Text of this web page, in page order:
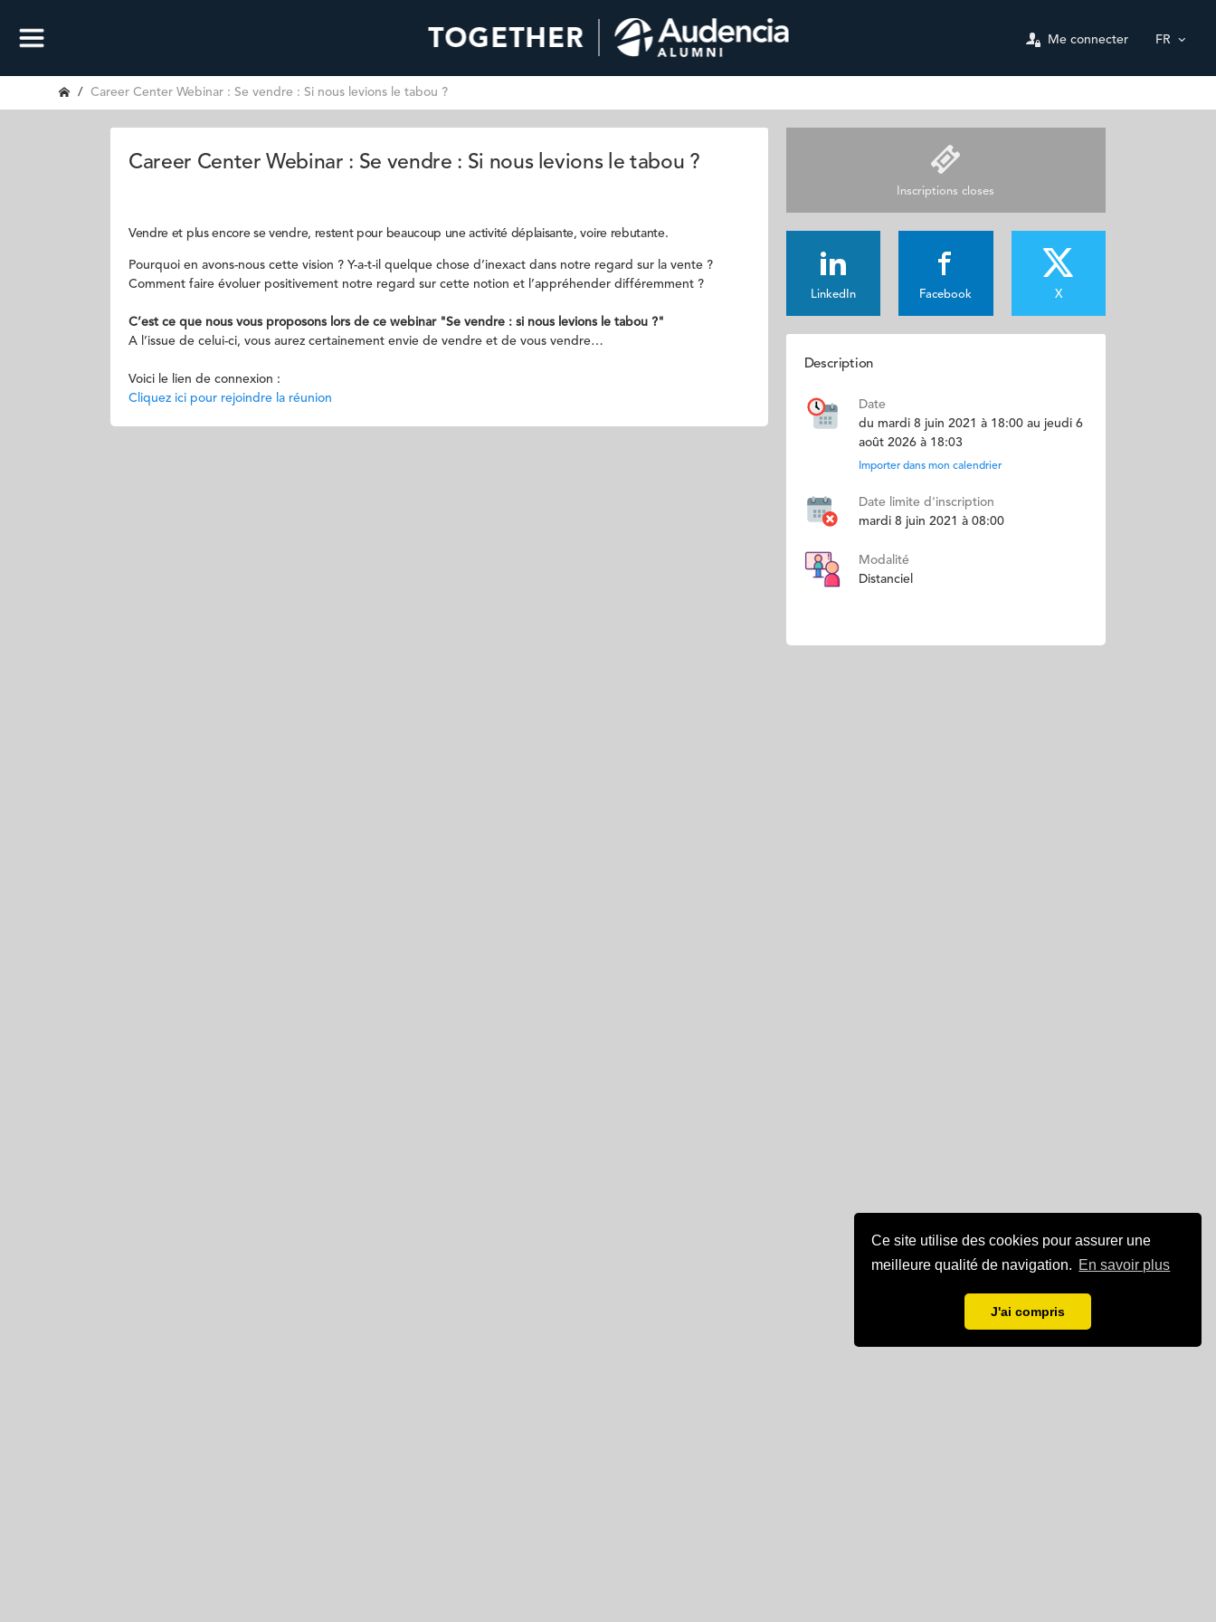
Ce site utilise des cookies pour assurer une
meilleure qualité de navigation. En savoir plus
J'ai compris
Me connecter FR
Career Center Webinar : Se vendre : Si nous levions le tabou ?
Career Center Webinar : Se vendre : Si nous levions le tabou ?
Vendre et plus encore se vendre, restent pour beaucoup une activité déplaisante, voire rebutante.
Pourquoi en avons-nous cette vision ? Y-a-t-il quelque chose d’inexact dans notre regard sur la vente ?
Comment faire évoluer positivement notre regard sur cette notion et l’appréhender différemment ?
C’est ce que nous vous proposons lors de ce webinar "Se vendre : si nous levions le tabou ?"
A l’issue de celui-ci, vous aurez certainement envie de vendre et de vous vendre…
Voici le lien de connexion :
Cliquez ici pour rejoindre la réunion
Inscriptions closes
LinkedIn Facebook X
Description
Date
du mardi 8 juin 2021 à 18:00 au jeudi 6
août 2026 à 18:03
Importer dans mon calendrier
Date limite d'inscription
mardi 8 juin 2021 à 08:00
Modalité
Distanciel